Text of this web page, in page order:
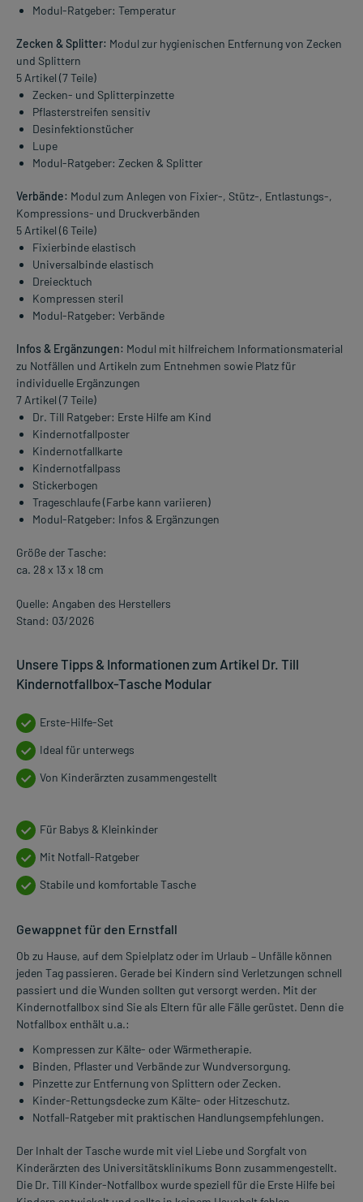
Modul-Ratgeber: Temperatur
Zecken & Splitter: Modul zur hygienischen Entfernung von Zecken
und Splittern
5 Artikel (7 Teile)
Zecken- und Splitterpinzette
Pflasterstreifen sensitiv
Desinfektionstücher
Lupe
Modul-Ratgeber: Zecken & Splitter
Verbände: Modul zum Anlegen von Fixier-, Stütz-, Entlastungs-,
Kompressions- und Druckverbänden
5 Artikel (6 Teile)
Fixierbinde elastisch
Universalbinde elastisch
Dreiecktuch
Kompressen steril
Modul-Ratgeber: Verbände
Infos & Ergänzungen: Modul mit hilfreichem Informationsmaterial
zu Notfällen und Artikeln zum Entnehmen sowie Platz für
individuelle Ergänzungen
7 Artikel (7 Teile)
Dr. Till Ratgeber: Erste Hilfe am Kind
Kindernotfallposter
Kindernotfallkarte
Kindernotfallpass
Stickerbogen
Trageschlaufe (Farbe kann variieren)
Modul-Ratgeber: Infos & Ergänzungen
Größe der Tasche:
ca. 28 x 13 x 18 cm
Quelle: Angaben des Herstellers
Stand: 03/2026
Unsere Tipps & Informationen zum Artikel Dr. Till
Kindernotfallbox-Tasche Modular
Erste-Hilfe-Set
Ideal für unterwegs
Von Kinderärzten zusammengestellt
Für Babys & Kleinkinder
Mit Notfall-Ratgeber
Stabile und komfortable Tasche
Gewappnet für den Ernstfall
Ob zu Hause, auf dem Spielplatz oder im Urlaub – Unfälle können
jeden Tag passieren. Gerade bei Kindern sind Verletzungen schnell
passiert und die Wunden sollten gut versorgt werden. Mit der
Kindernotfallbox sind Sie als Eltern für alle Fälle gerüstet. Denn die
Notfallbox enthält u.a.:
Kompressen zur Kälte- oder Wärmetherapie.
Binden, Pflaster und Verbände zur Wundversorgung.
Pinzette zur Entfernung von Splittern oder Zecken.
Kinder-Rettungsdecke zum Kälte- oder Hitzeschutz.
Notfall-Ratgeber mit praktischen Handlungsempfehlungen.
Der Inhalt der Tasche wurde mit viel Liebe und Sorgfalt von
Kinderärzten des Universitätsklinikums Bonn zusammengestellt.
Die Dr. Till Kinder-Notfallbox wurde speziell für die Erste Hilfe bei